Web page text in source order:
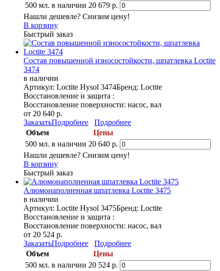
500 мл. в наличии 20 679 р.
Нашли дешевле? Снизим цену!
В корзину
Быстрый заказ
Состав повышенной износостойкости, шпатлевка Loctite
3474
в наличии
Артикул: Loctite Hysol 3474Бренд: Loctite
Восстановление и защита :
Восстановление поверхности: насос, вал
от 20 640 р.
ЗаказатьПодробнее
Подробнее
Объем
Цены
500 мл. в наличии 20 640 р.
Нашли дешевле? Снизим цену!
В корзину
Быстрый заказ
Алюмонаполненная шпатлевка Loctite 3475
в наличии
Артикул: Loctite Hysol 3475Бренд: Loctite
Восстановление и защита :
Восстановление поверхности: насос, вал
от 20 524 р.
ЗаказатьПодробнее
Подробнее
Объем
Цены
500 мл. в наличии 20 524 р.